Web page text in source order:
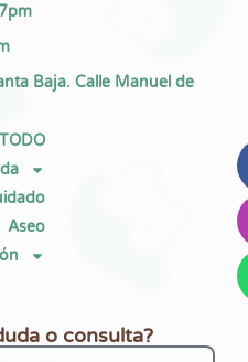
Baja. Calle Manuel de
TODO
Aseo
o consulta?